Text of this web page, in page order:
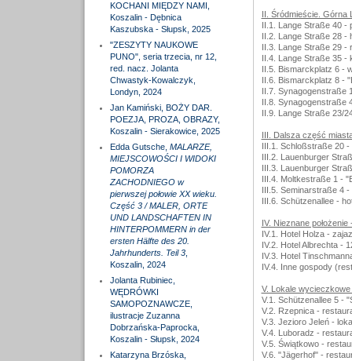
KOCHANI MIĘDZY NAMI,
Koszalin - Dębnica
Kaszubska - Słupsk, 2025
"ZESZYTY NAUKOWE
PUNO", seria trzecia, nr 12,
red. nacz. Jolanta
Chwastyk-Kowalczyk,
Londyn, 2024
Jan Kamiński, BOŻY DAR.
POEZJA, PROZA, OBRAZY,
Koszalin - Sierakowice, 2025
Edda Gutsche, MALARZE,
MIEJSCOWOŚCI I WIDOKI
POMORZA
ZACHODNIEGO w
pierwszej połowie XX wieku.
Część 3 / MALER, ORTE
UND LANDSCHAFTEN IN
HINTERPOMMERN in der
ersten Hälfte des 20.
Jahrhunderts. Teil 3,
Koszalin, 2024
Jolanta Rubiniec,
WĘDRÓWKI
SAMOPOZNAWCZE,
ilustracje Zuzanna
Dobrzańska-Paprocka,
Koszalin - Słupsk, 2024
Katarzyna Brzóska,
II. Śródmieście. Górna
II.1. Lange Straße 40 -
II.2. Lange Straße 28 -
II.3. Lange Straße 29 -
II.4. Lange Straße 35 -
II.5. Bismarckplatz 6 -
II.6. Bismarckplatz 8 -
II.7. Synagogenstraße
II.8. Synagogenstraße
II.9. Lange Straße 23/
III. Dalsza część
III.1. Schloßstraße 20
III.2. Lauenburger
III.3. Lauenburger
III.4. Moltkestraße 1 -
III.5. Seminarstraße 4
III.6. Schützenallee -
IV. Nieznane położenie
IV.1. Hotel Holza -
IV.2. Hotel Albrechta -
IV.3. Hotel
IV.4. Inne gospody
V. Lokale
V.1. Schützenallee 5 -
V.2. Rzepnica -
V.3. Jezioro Jeleń -
V.4. Luboradz -
V.5. Świątkowo -
V.6. "Jägerhof" -